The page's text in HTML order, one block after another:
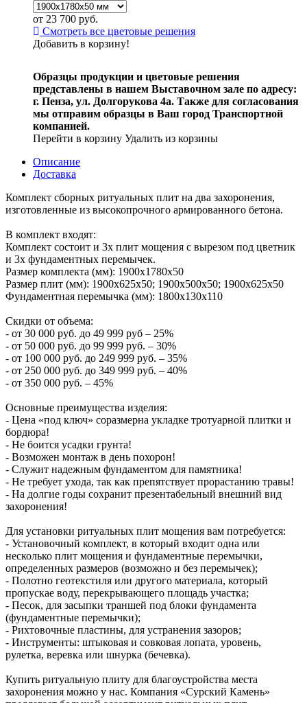
от 23 700 руб.
Смотреть все цветовые решения
Добавить в корзину!
Образцы продукции и цветовые решения
представлены в нашем Выставочном зале по адресу:
г. Пенза, ул. Долгорукова 4а. Также для согласования
мы отправим образцы в Ваш город Транспортной
компанией.
Перейти в корзину Удалить из корзины
Описание
Доставка
Комплект сборных ритуальных плит на два захоронения,
изготовленные из высокопрочного армированного бетона.
В комплект входят:
Комплект состоит и 3х плит мощения с вырезом под цветник
и 3х фундаментных перемычек.
Размер комплекта (мм): 1900х1780х50
Размер плит (мм): 1900х625х50; 1900х500х50; 1900х625х50
Фундаментная перемычка (мм): 1800х130х110
Скидки от объема:
- от 30 000 руб. до 49 999 руб – 25%
- от 50 000 руб. до 99 999 руб. – 30%
- от 100 000 руб. до 249 999 руб. – 35%
- от 250 000 руб. до 349 999 руб. – 40%
- от 350 000 руб. – 45%
Основные преимущества изделия:
- Цена «под ключ» соразмерна укладке тротуарной плитки и
бордюра!
- Не боится усадки грунта!
- Возможен монтаж в день похорон!
- Служит надежным фундаментом для памятника!
- Не требует ухода, так как препятствует прорастанию травы!
- На долгие годы сохранит презентабельный внешний вид
захоронения!
Для установки ритуальных плит мощения вам потребуется:
- Установочный комплект, в который входит одна или
несколько плит мощения и фундаментные перемычки,
определенных размеров (возможно и без перемычек);
- Полотно геотекстиля или другого материала, который
пропускае воду, перекрывающего площадь участка;
- Песок, для засыпки траншей под блоки фундамента
(фундаментные перемычки);
- Рихтовочные пластины, для устранения зазоров;
- Инструменты: штыковая и совковая лопата, уровень,
рулетка, веревка или шнурка (бечевка).
Купить ритуальную плиту для благоустройства места
захоронения можно у нас. Компания «Сурский Камень»